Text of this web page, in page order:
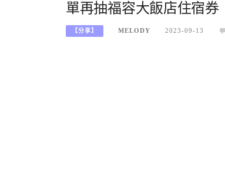
單再抽福容大飯店住宿券
【分享】 MELODY 2023-09-13